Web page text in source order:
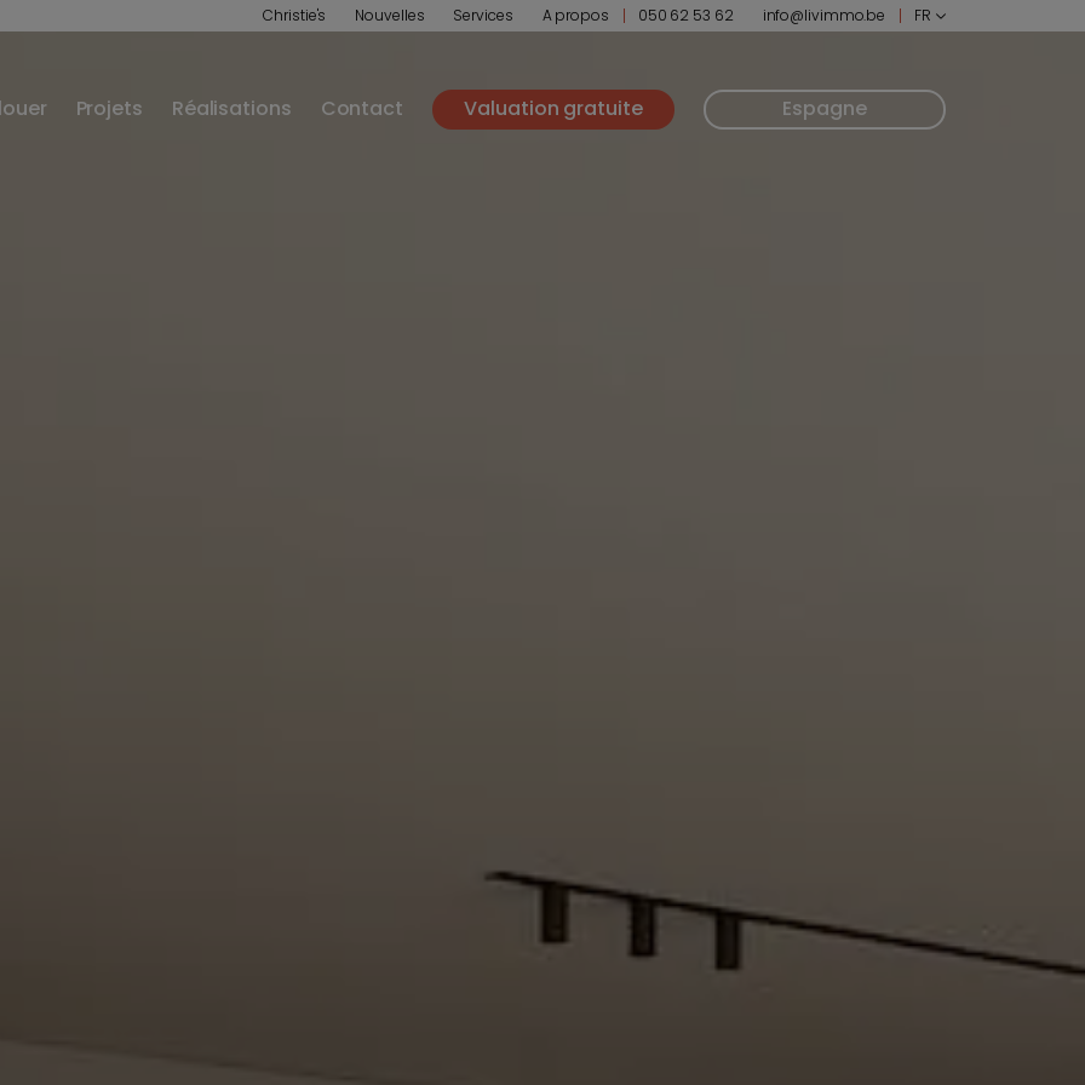
Christie's Nouvelles Services A propos 050 62 53 62 info@livimmo.be FR
Projets Réalisations Contact Valuation gratuite Espagne